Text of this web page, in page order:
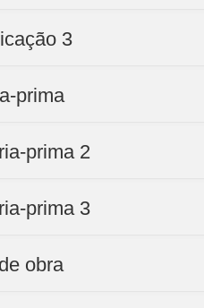
3
prima
prima 2
prima 3
obra